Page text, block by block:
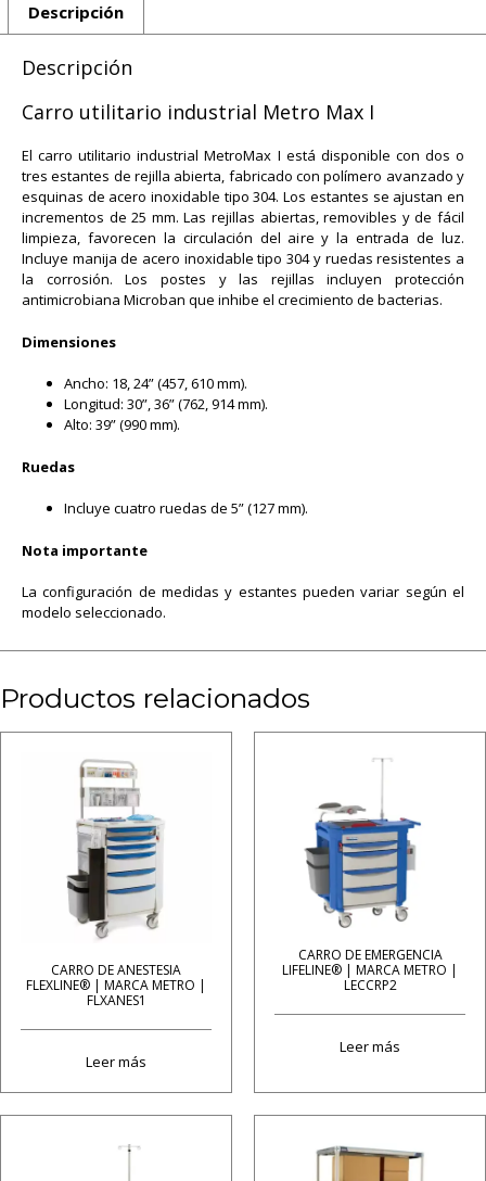
Descripción
Descripción
Carro utilitario industrial Metro Max I
El carro utilitario industrial MetroMax I está disponible con dos o
tres estantes de rejilla abierta, fabricado con polímero avanzado y
esquinas de acero inoxidable tipo 304. Los estantes se ajustan en
incrementos de 25 mm. Las rejillas abiertas, removibles y de fácil
limpieza, favorecen la circulación del aire y la entrada de luz.
Incluye manija de acero inoxidable tipo 304 y ruedas resistentes a
la corrosión. Los postes y las rejillas incluyen protección
antimicrobiana Microban que inhibe el crecimiento de bacterias.
Dimensiones
Ancho: 18, 24” (457, 610 mm).
Longitud: 30”, 36” (762, 914 mm).
Alto: 39” (990 mm).
Ruedas
Incluye cuatro ruedas de 5” (127 mm).
Nota importante
La configuración de medidas y estantes pueden variar según el
modelo seleccionado.
Productos relacionados
CARRO DE ANESTESIA
FLEXLINE® | MARCA METRO |
FLXANES1
Leer más
CARRO DE EMERGENCIA
LIFELINE® | MARCA METRO |
LECCRP2
Leer más